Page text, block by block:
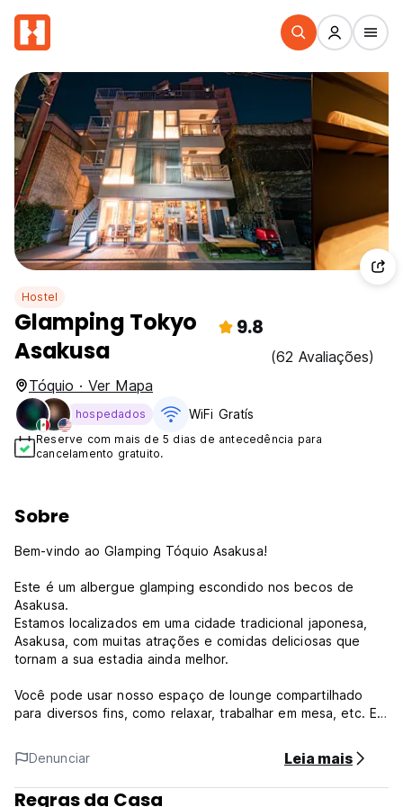
Hostel
Glamping Tokyo
Asakusa
9.8
(62 Avaliações)
Tóquio · Ver Mapa
hospedados WiFi Gratís
Reserve com mais de 5 dias de antecedência para
cancelamento gratuito.
Sobre
Bem-vindo ao Glamping Tóquio Asakusa!
Este é um albergue glamping escondido nos becos de
Asakusa.
Estamos localizados em uma cidade tradicional japonesa,
Asakusa, com muitas atrações e comidas deliciosas que
tornam a sua estadia ainda melhor.
Você pode usar nosso espaço de lounge compartilhado
para diversos fins, como relaxar, trabalhar em mesa, etc. E
casa. Que foi inaugurado recentemente em nosso lounge.
Um albergue que serve de base para viajantes.
Um lugar para começar uma nova jornada ou um lugar para
Denunciar Leia mais
Regras da Casa